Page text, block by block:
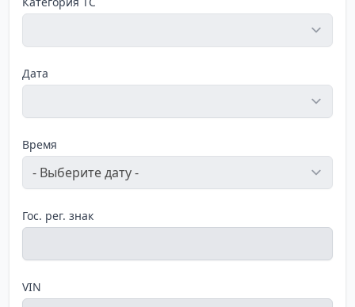
Дата
Время
Гос. рег. знак
VIN